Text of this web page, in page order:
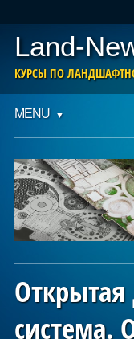
Land-
КУРСЫ ПО
Main menu
content
MENU
система.